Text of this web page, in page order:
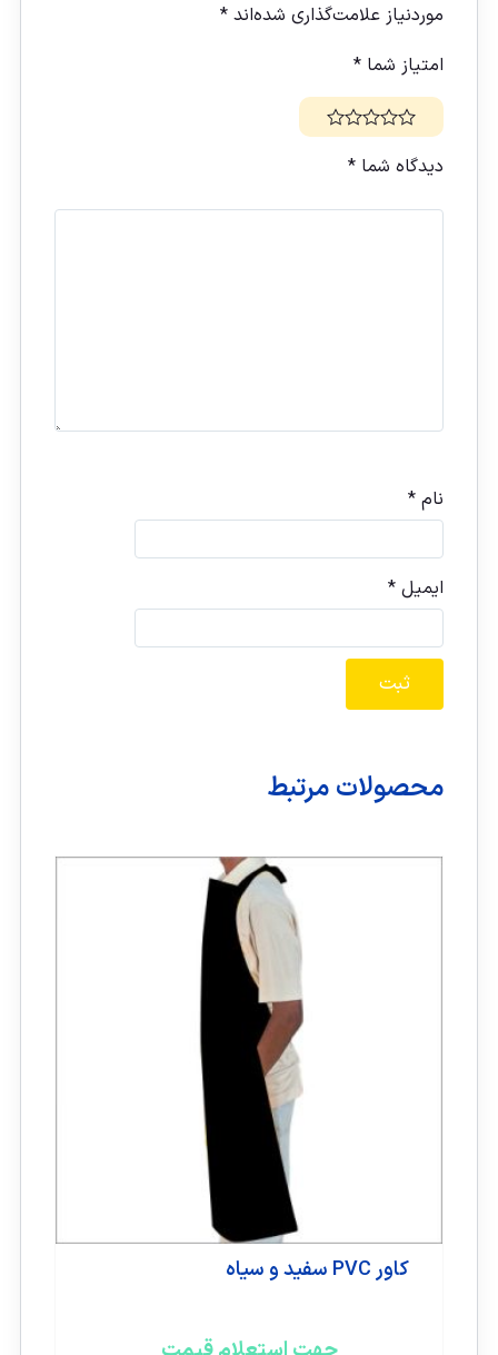
موردنیاز علامت‌گذاری شده‌اند *
امتیاز شما *
دیدگاه شما *
نام *
ایمیل *
محصولات مرتبط
کاور PVC سفید و سیاه